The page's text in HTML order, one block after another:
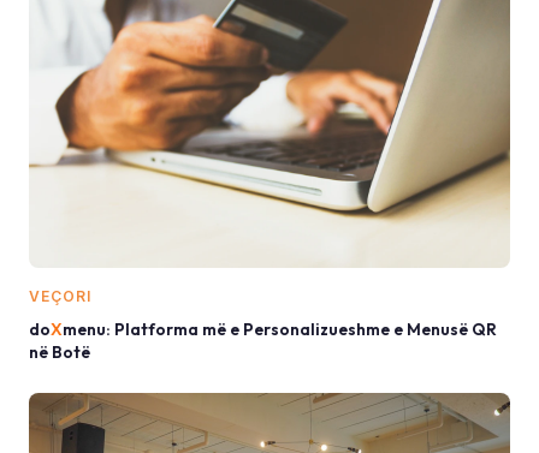
VEÇORI
doXmenu: Platforma më e Personalizueshme e Menusë QR
në Botë